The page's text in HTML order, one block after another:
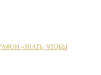
«ЗНАТЬ, ЧТОБЫ